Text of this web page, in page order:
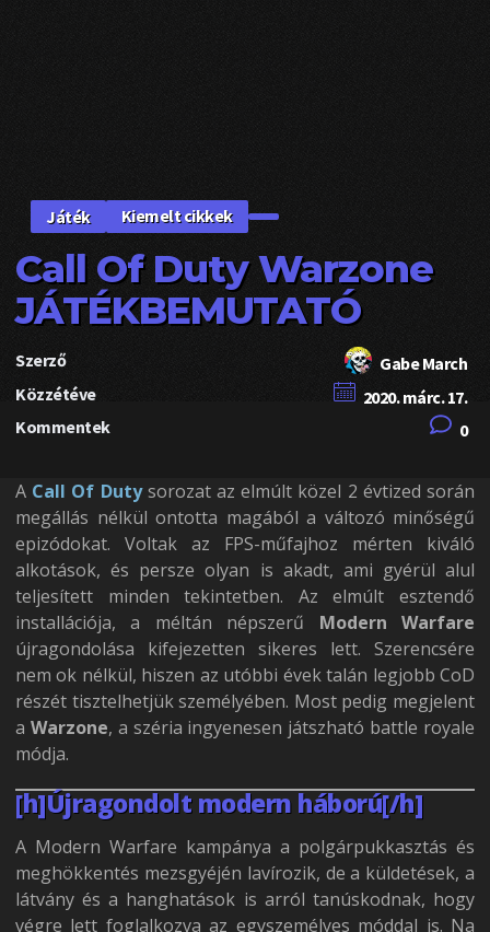
Játék Kiemelt cikkek
Call Of Duty Warzone
JÁTÉKBEMUTATÓ
Szerző
Gabe March
Közzétéve
2020. márc. 17.
Kommentek
0
A Call Of Dutysorozat az elmúlt közel 2 évtized során
megállás nélkül ontotta magából a változó minőségű
epizódokat. Voltak az FPS-műfajhoz mérten kiváló
alkotások, és persze olyan is akadt, ami gyérül alul
teljesített minden tekintetben. Az elmúlt esztendő
installációja, a méltán népszerű Modern Warfare
újragondolása kifejezetten sikeres lett. Szerencsére
nem ok nélkül, hiszen az utóbbi évek talán legjobb CoD
részét tisztelhetjük személyében. Most pedig megjelent
a Warzone, a széria ingyenesen játszható battle royale
módja.
[h]Újragondolt modern háború[/h]
A Modern Warfare kampánya a polgárpukkasztás és
meghökkentés mezsgyéjén lavírozik, de a küldetések, a
látvány és a hanghatások is arról tanúskodnak, hogy
végre lett foglalkozva az egyszemélyes móddal is. Na